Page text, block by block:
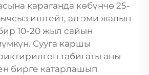
караганда көбүнчө 25-
иштейт, ал эми жалын
10-20 жыл сайын
Сууга каршы
табигаты аны
бирге катарлашып